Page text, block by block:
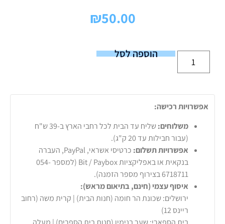
₪50.00
הוספה לסל
אפשרויות רכישה:
משלוחים:
שליח עד הבית לכל רחבי הארץ ב-39 ש"ח
(עבור חבילות עד 20 ק"ג).
אפשרויות תשלום:
כרטיסי אשראי, PayPal, העברה
בנקאית או באפליקציות Bit / Paybox (למספר 054-
6718711 בצירוף מספר הזמנה).
איסוף עצמי (חינם, בתיאום מראש):
ירושלים: שכונת הר חומה (חנות הבית) | קרית משה (רחוב
ריינס 12)